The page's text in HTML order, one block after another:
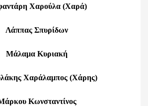
Χαρούλα (Χαρά)
Λάππας Σπυρίδων
Μάλαμα Κυριακή
Χαράλαμπος (Χάρης)
Κωνσταντίνος